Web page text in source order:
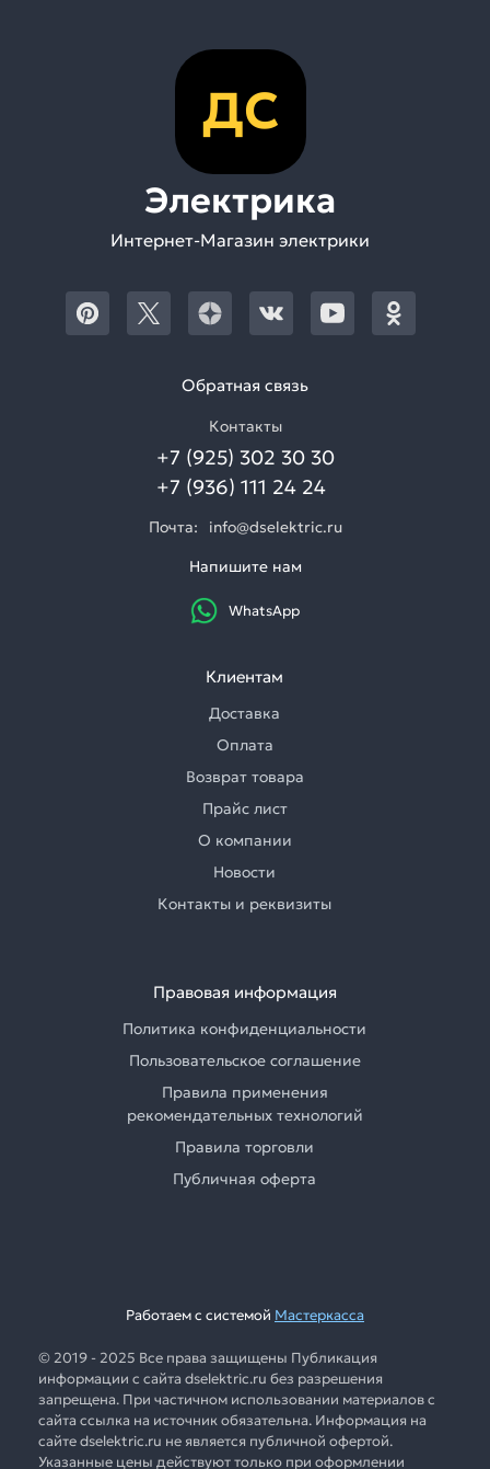
ДС
Электрика
Интернет-Магазин электрики
Обратная связь
Контакты
+7 (925) 302 30 30
+7 (936) 111 24 24
Почта:
info@dselektric.ru
Напишите нам
WhatsApp
Клиентам
Доставка
Оплата
Возврат товара
Прайс лист
О компании
Новости
Контакты и реквизиты
Правовая информация
Политика конфиденциальности
Пользовательское соглашение
Правила применения
рекомендательных технологий
Правила торговли
Публичная оферта
Работаем с системой Мастеркасса
© 2019 - 2025 Все права защищены Публикация
информации с сайта dselektric.ru без разрешения
запрещена. При частичном использовании материалов с
сайта ссылка на источник обязательна. Информация на
сайте dselektric.ru не является публичной офертой.
Указанные цены действуют только при оформлении